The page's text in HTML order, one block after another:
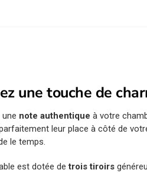
une touche de
note authentique à votre
leur place à côté de
le temps.
est dotée detrois tiroirs